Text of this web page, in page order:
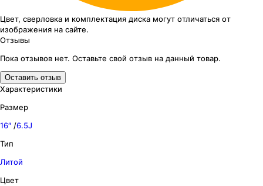
Цвет, сверловка и комплектация диска могут отличаться от
изображения на сайте.
Отзывы
Пока отзывов нет. Оставьте свой отзыв на данный товар.
Оставить отзыв
Характеристики
Размер
16″ /6.5J
Тип
Литой
Цвет